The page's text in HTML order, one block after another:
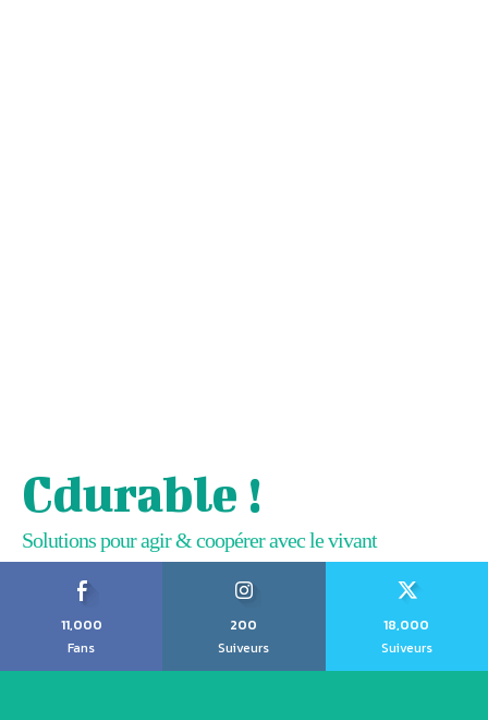
Cdurable !
Solutions pour agir & coopérer avec le vivant
11,000
Fans
200
Suiveurs
18,000
Suiveurs